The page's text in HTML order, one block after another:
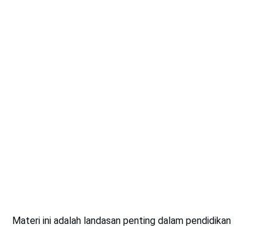
Materi ini adalah landasan penting dalam pendidikan